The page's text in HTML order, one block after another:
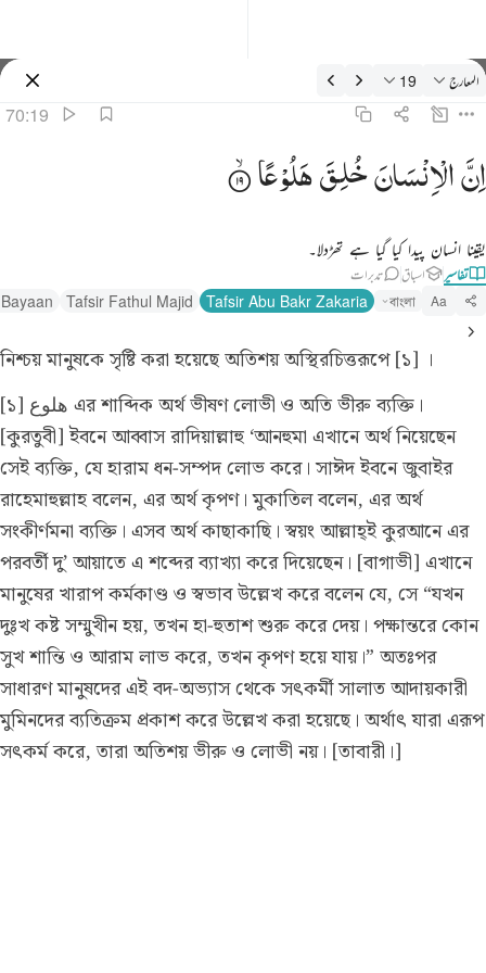
تفسیر: المعارج 70:19
المعارج 19
70:19
۞ ان الانسان خلق هلوعا ١٩
۞ إِنَّ ٱلْإِنسَـٰنَ خُلِقَ هَلُوعًا ١٩
اِنَّالْاِنْسَانَخُلِقَهَلُوْعًا
یقینا انسان پیدا کیا گیا ہے تھڑدلا۔
تفاسیر اسباق تدبرات
Aa
বাংলা
Tafsir Abu Bakr Zakaria
Tafsir Fathul Majid
নিশ্চয় মানুষকে সৃষ্টি করা হয়েছে অতিশয় অস্থিরচিত্তরূপে [১] ।
[১] هلوع এর শাব্দিক অর্থ ভীষণ লোভী ও অতি ভীরু ব্যক্তি।
[কুরতুবী] ইবনে আব্বাস রাদিয়াল্লাহু ‘আনহুমা এখানে অর্থ নিয়েছেন
সেই ব্যক্তি, যে হারাম ধন-সম্পদ লোভ করে। সাঈদ ইবনে জুবাইর
রাহেমাহুল্লাহ বলেন, এর অর্থ কৃপণ। মুকাতিল বলেন, এর অর্থ
সংকীর্ণমনা ব্যক্তি। এসব অর্থ কাছাকাছি। স্বয়ং আল্লাহ্ই কুরআনে এর
পরবর্তী দু’ আয়াতে এ শব্দের ব্যাখ্যা করে দিয়েছেন। [বাগাভী] এখানে
মানুষের খারাপ কর্মকাণ্ড ও স্বভাব উল্লেখ করে বলেন যে, সে “যখন
দুঃখ কষ্ট সম্মুখীন হয়, তখন হা-হুতাশ শুরু করে দেয়। পক্ষান্তরে কোন
সুখ শান্তি ও আরাম লাভ করে, তখন কৃপণ হয়ে যায়।” অতঃপর
সাধারণ মানুষদের এই বদ-অভ্যাস থেকে সৎকর্মী সালাত আদায়কারী
মুমিনদের ব্যতিক্রম প্রকাশ করে উল্লেখ করা হয়েছে। অর্থাৎ যারা এরূপ
সৎকর্ম করে, তারা অতিশয় ভীরু ও লোভী নয়। [তাবারী।]